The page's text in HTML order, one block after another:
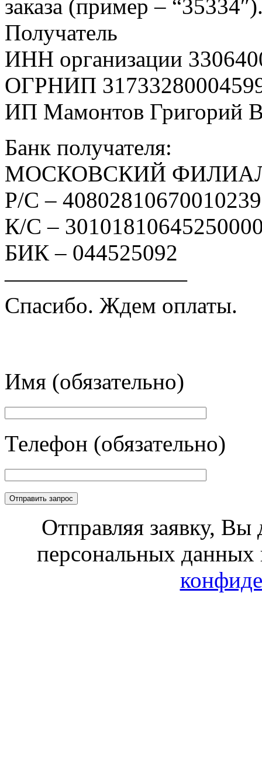
заказа (пример –
Получатель
ИНН организации
ОГРНИП
ИП Мамонтов Григорий
Банк получателя:
МОСКОВСКИЙ
Р/С –
К/С –
БИК – 044525092
————————
Спасибо. Ждем оплаты.
Имя (обязательно)
Телефон (обязательно)
Отправляя заявку, Вы
персональных данных